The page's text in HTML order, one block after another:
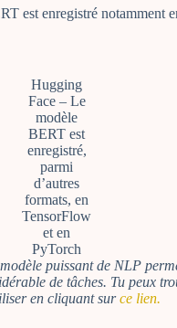
est enregistré notamment
Hugging
Face – Le
modèle
BERT est
enregistré,
parmi
d’autres
formats, en
TensorFlow
et en
PyTorch
puissant de NLP
de tâches. Tu peux
en cliquant surce lien.